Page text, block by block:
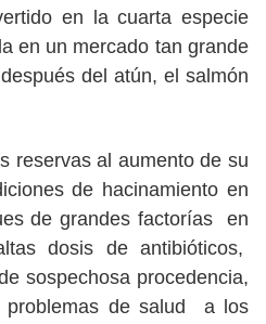
en la cuarta especie
en un mercado tan grande
del atún, el salmón
reservas al aumento de su
de hacinamiento en
de grandes factorías en
dosis de antibióticos,
sospechosa procedencia,
problemas de salud a los